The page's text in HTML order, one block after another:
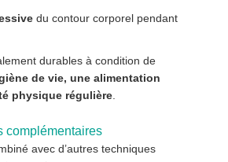
du contour corporel pendant
durables à condition de
de vie, une alimentation
physique régulière
complémentaires
avec d’autres techniques